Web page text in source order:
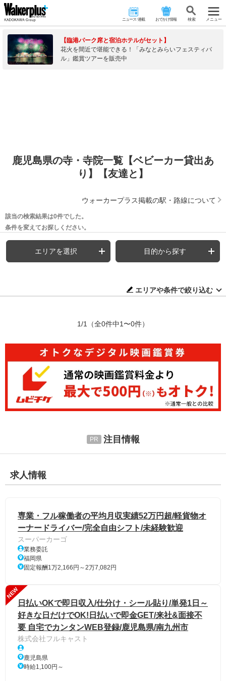
ニュース･連載 おでかけ情報 検 索 メニュー
【臨港パーク席と宿泊ホテルがセット】
花火を間近で堪能できる！「みなとみらいフェスティバ
ル」鑑賞ツアーを販売中
鹿児島県の寺・寺院一覧【ベビーカー貸出あ
り】【友達と】
ウォーカープラス掲載の駅・路線について
該当の検索結果は0件でした。
条件を変えてお探しください。
エリアを選択 目的から探す
エリアや条件で絞り込む
1/1 （全0件中1〜0件）
注目情報
求人情報
専業・フル稼働者の平均月収実績52万円超/軽貨物オ
ーナードライバー/完全自由シフト/未経験歓迎
スーパーカーゴ
業務委託
福岡県
固定報酬1万2,166円～2万7,082円
NEW
日払いOKで即日収入/仕分け・シール貼り/単発1日～
好きな日だけでOK!日払いで即金GET/来社&面接不
要 自宅でカンタンWEB登録/鹿児島県/南九州市
株式会社フルキャスト
鹿児島県
時給1,100円～